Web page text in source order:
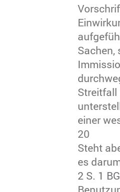
Sachen,
Streitfall
einer
20
Steht
es
2 S. 1